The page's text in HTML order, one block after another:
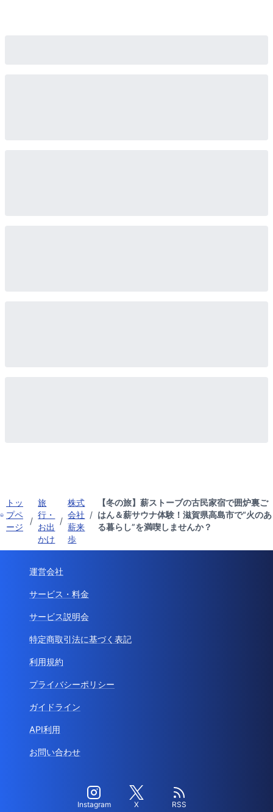
トッ
プペ
ージ
/
旅
行・
お出
かけ
/
株式
会社
薪来
歩
/
【冬の旅】薪ストーブの古民家宿で囲炉裏ご
はん＆薪サウナ体験！滋賀県高島市で“火のあ
る暮らし”を満喫しませんか？
運営会社
サービス・料金
サービス説明会
特定商取引法に基づく表記
利用規約
プライバシーポリシー
ガイドライン
API利用
お問い合わせ
Instagram X RSS